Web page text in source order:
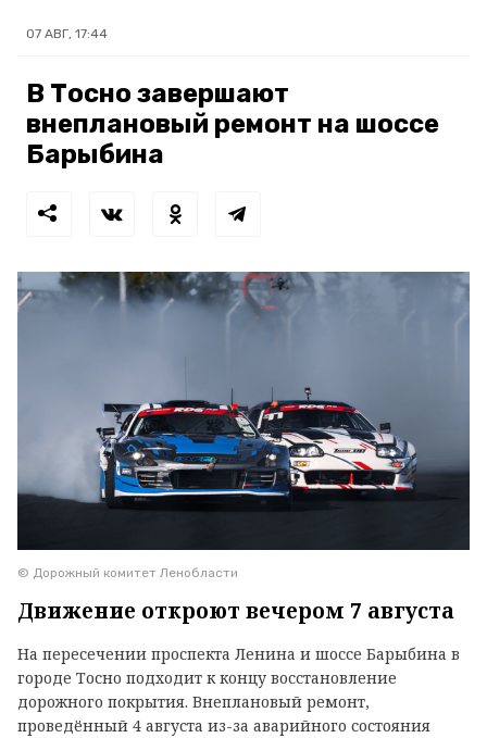
07 АВГ, 17:44
В Тосно завершают
внеплановый ремонт на шоссе
Барыбина
© Дорожный комитет Ленобласти
Движение откроют вечером 7 августа
На пересечении проспекта Ленина и шоссе Барыбина в
городе Тосно подходит к концу восстановление
дорожного покрытия. Внеплановый ремонт,
проведённый 4 августа из-за аварийного состояния